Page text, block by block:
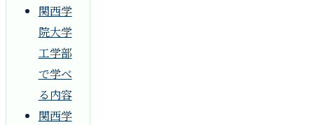
関西学
院大学
工学部
で学べ
る内容
関西学